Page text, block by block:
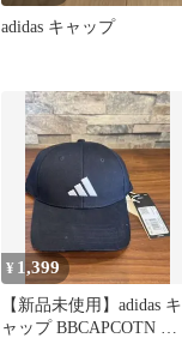
adidas キャップ
¥ 1,399
【新品未使用】adidas キ
ャップ BBCAPCOTN ブ